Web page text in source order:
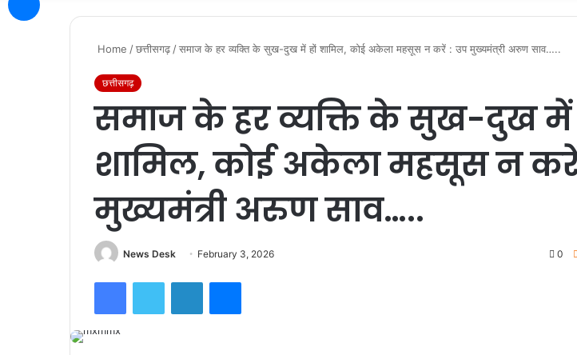
Home /छत्तीसगढ़ /समाज के हर व्यक्ति के सुख-दुख में हों शामिल, कोई अकेला महसूस न करें : उप मुख्यमंत्री अरुण साव…..
छत्तीसगढ़
समाज के हर व्यक्ति के सुख-दुख में
शामिल, कोई अकेला महसूस न
मुख्यमंत्री अरुण साव…..
News Desk February 3, 2026 0